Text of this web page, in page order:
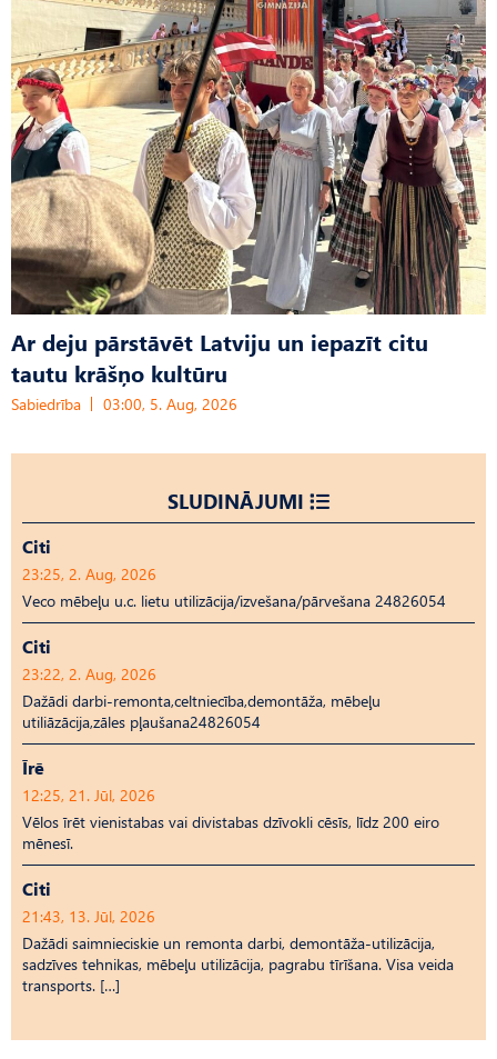
Ar deju pārstāvēt Latviju un iepazīt citu
tautu krāšņo kultūru
Sabiedrība 03:00, 5. Aug, 2026
SLUDINĀJUMI
Citi
23:25, 2. Aug, 2026
Veco mēbeļu u.c. lietu utilizācija/izvešana/pārvešana 24826054
Citi
23:22, 2. Aug, 2026
Dažādi darbi-remonta,celtniecība,demontāža, mēbeļu
utiliāzācija,zāles pļaušana24826054
Īrē
12:25, 21. Jūl, 2026
Vēlos īrēt vienistabas vai divistabas dzīvokli cēsīs, līdz 200 eiro
mēnesī.
Citi
21:43, 13. Jūl, 2026
Dažādi saimnieciskie un remonta darbi, demontāža-utilizācija,
sadzīves tehnikas, mēbeļu utilizācija, pagrabu tīrīšana. Visa veida
transports. […]